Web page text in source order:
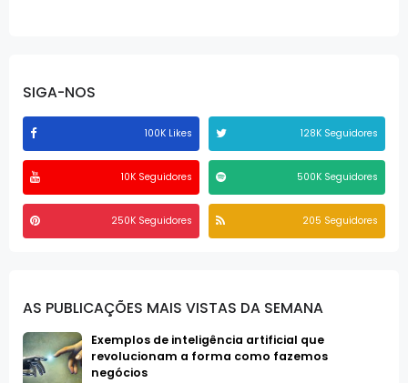
SIGA-NOS
100K Likes 128K Seguidores
10K Seguidores 500K Seguidores
250K Seguidores 205 Seguidores
AS PUBLICAÇÕES MAIS VISTAS DA SEMANA
Exemplos de inteligência artificial que
revolucionam a forma como fazemos
negócios